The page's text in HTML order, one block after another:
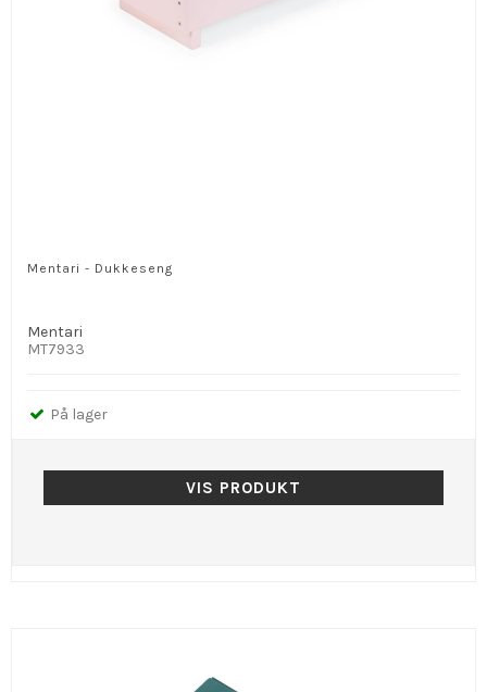
Mentari - Dukkeseng
Mentari
MT7933
På lager
VIS PRODUKT